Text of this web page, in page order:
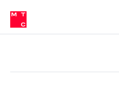
Медиа-центр
и акционерам
Устойчивое развитие
Комплаенс и деловая этика
компании
Карьера
в МТС